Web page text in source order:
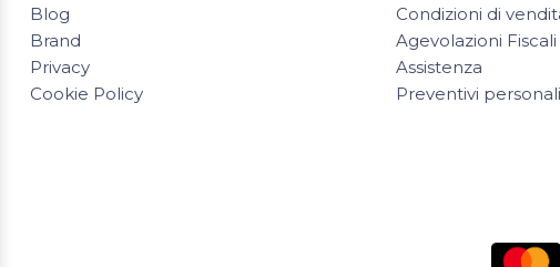
Blog
Brand
Privacy
Cookie Policy
Condizioni di
Agevolazioni Fiscali
Assistenza
Preventivi